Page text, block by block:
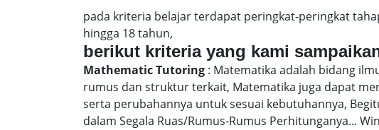
pada kriteria belajar terdapat peringkat-peringkat
hingga 18 tahun,
berikut kriteria yang kami
Mathematic Tutoring : Matematika adalah bidang
rumus dan struktur terkait, Matematika juga dapat
serta perubahannya untuk sesuai kebutuhannya,
dalam Segala Ruas/Rumus-Rumus Perhitunganya...